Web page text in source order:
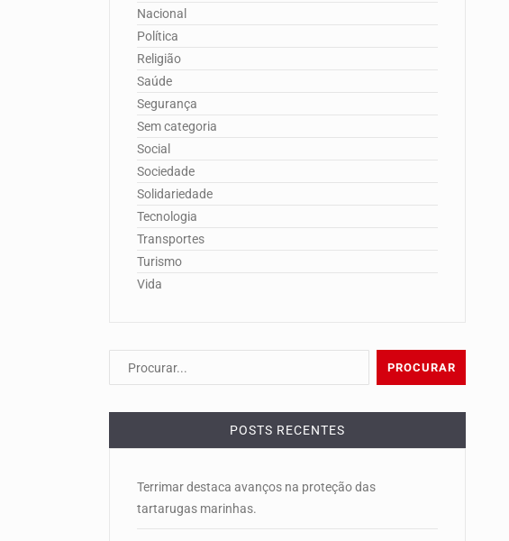
Nacional
Política
Religião
Saúde
Segurança
Sem categoria
Social
Sociedade
Solidariedade
Tecnologia
Transportes
Turismo
Vida
POSTS RECENTES
Terrimar destaca avanços na proteção das
tartarugas marinhas.